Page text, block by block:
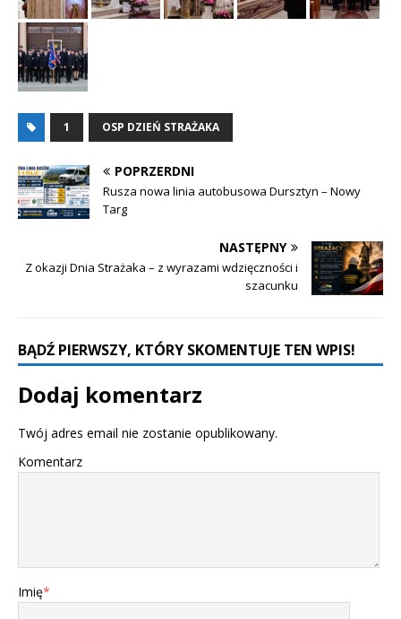
1 OSP DZIEŃ STRAŻAKA
POPRZERDNI
Rusza nowa linia autobusowa Dursztyn – Nowy
Targ
NASTĘPNY
Z okazji Dnia Strażaka – z wyrazami wdzięczności i
szacunku
BĄDŹ PIERWSZY, KTÓRY SKOMENTUJE TEN WPIS!
Dodaj komentarz
Twój adres email nie zostanie opublikowany.
Komentarz
Imię*